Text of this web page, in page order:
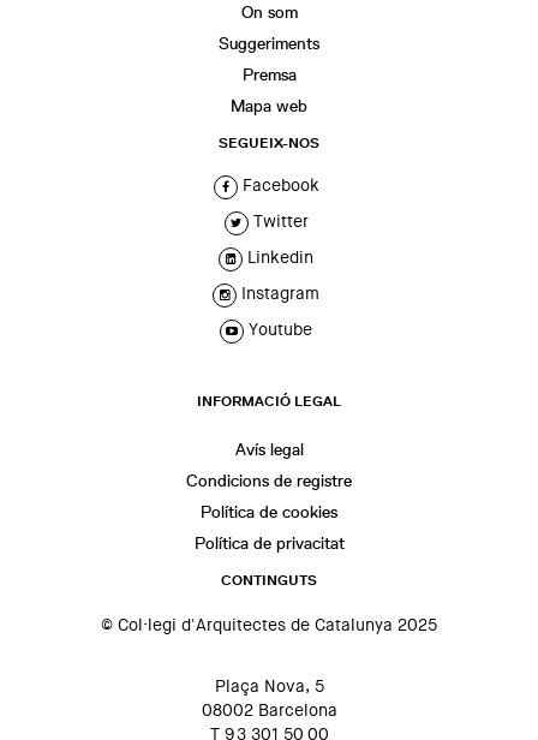
On som
Suggeriments
Premsa
Mapa web
SEGUEIX-NOS
Facebook
Twitter
Linkedin
Instagram
Youtube
INFORMACIÓ LEGAL
Avís legal
Condicions de registre
Política de cookies
Política de privacitat
CONTINGUTS
© Col·legi d'Arquitectes de Catalunya 2025
Plaça Nova, 5
08002 Barcelona
T 93 301 50 00